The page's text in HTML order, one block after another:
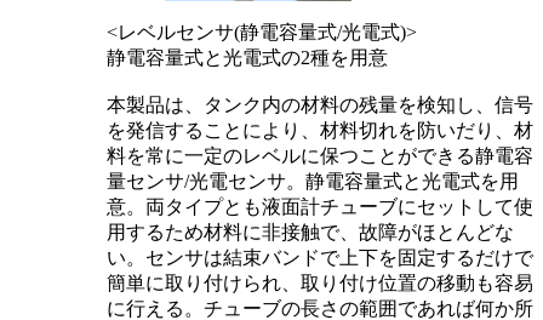
<レベルセンサ(静電容量式/光電式)>
静電容量式と光電式の2種を用意
本製品は、タンク内の材料の残量を検知し、信号
を発信することにより、材料切れを防いだり、材
料を常に一定のレベルに保つことができる静電容
量センサ/光電センサ。静電容量式と光電式を用
意。両タイプとも液面計チューブにセットして使
用するため材料に非接触で、故障がほとんどな
い。センサは結束バンドで上下を固定するだけで
簡単に取り付けられ、取り付け位置の移動も容易
に行える。チューブの長さの範囲であれば何か所